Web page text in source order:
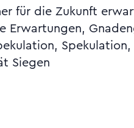
für die Zukunft
Erwartungen,
Siegen